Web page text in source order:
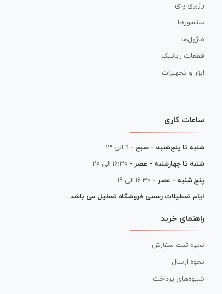
رزبری پای
سنسورها
ماژول‌ها
قطعات رباتیک
ابزار و تجهیزات
ساعات کاری
شنبه تا پنج‌شنبه - صبح - ۹ الی ۱۳
شنبه تا چهارشنبه - عصر - 16:30 الی 20
پنج شنبه - عصر - 16:30 الی 19
ایام تعطیلات رسمی فروشگاه تعطیل می باشد
راهنمای خرید
نحوه ثبت سفارش
نحوه ارسال
شیوه‌های پرداخت